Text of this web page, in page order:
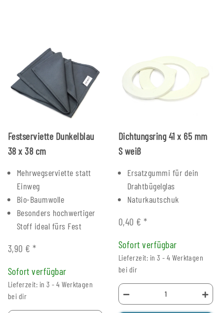
Festserviette Dunkelblau
38 x 38 cm
Mehrwegserviette statt
Einweg
Bio-Baumwolle
Besonders hochwertiger
Stoff ideal fürs Fest
3,90 €*
Sofort verfügbar
Lieferzeit: in 3 - 4 Werktagen
bei dir
Dichtungsring 41 x 65 mm
S weiß
Ersatzgummi für dein
Drahtbügelglas
Naturkautschuk
0,40 €*
Sofort verfügbar
Lieferzeit: in 3 - 4 Werktagen
bei dir